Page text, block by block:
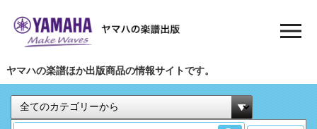
ヤマハの楽譜ほか出版商品の情報サイトです。